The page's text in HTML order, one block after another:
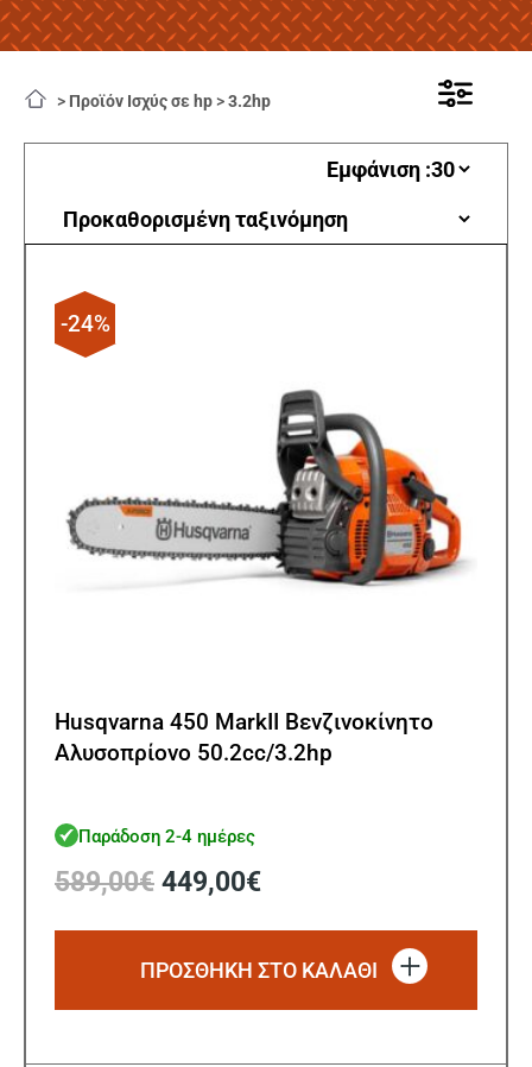
> Προϊόν Ισχύς σε hp >3.2hp
-24%
Husqvarna 450 MarkII Βενζινοκίνητο
Αλυσοπρίονο 50.2cc/3.2hp
Παράδοση 2-4 ημέρες
589,00€ Original
was:
589,00€.
449,00€Η
τιμή
είναι:
ΠΡΟΣΘΗΚΗ ΣΤΟ ΚΑΛΑΘΙ